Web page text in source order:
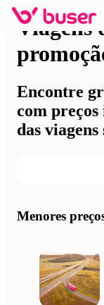
Viagens
Encontre
com
das
Menores